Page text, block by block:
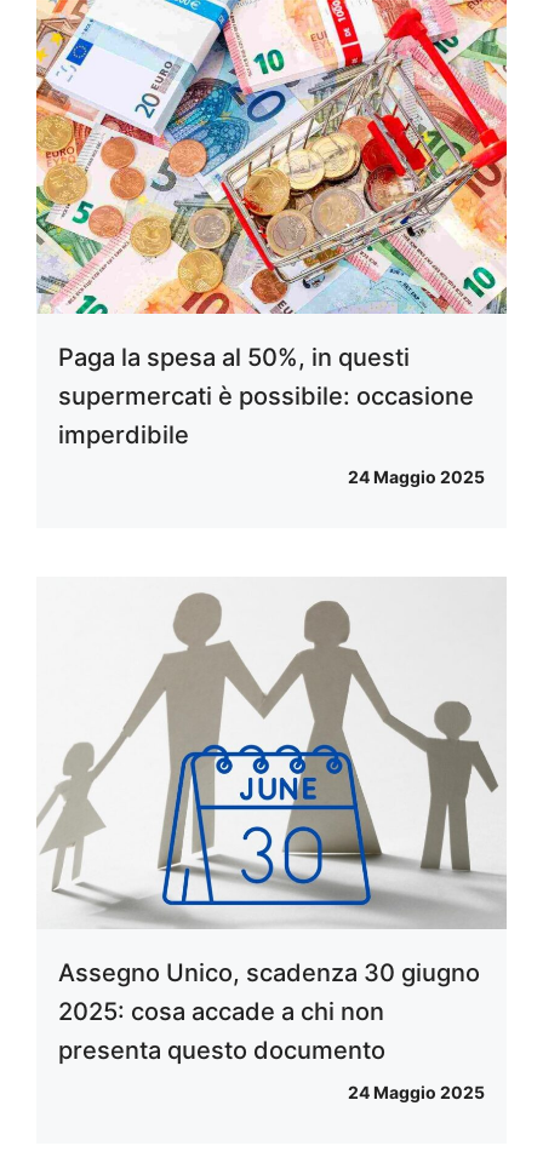
Paga la spesa al 50%, in questi
supermercati è possibile: occasione
imperdibile
24 Maggio 2025
Assegno Unico, scadenza 30 giugno
2025: cosa accade a chi non
presenta questo documento
24 Maggio 2025